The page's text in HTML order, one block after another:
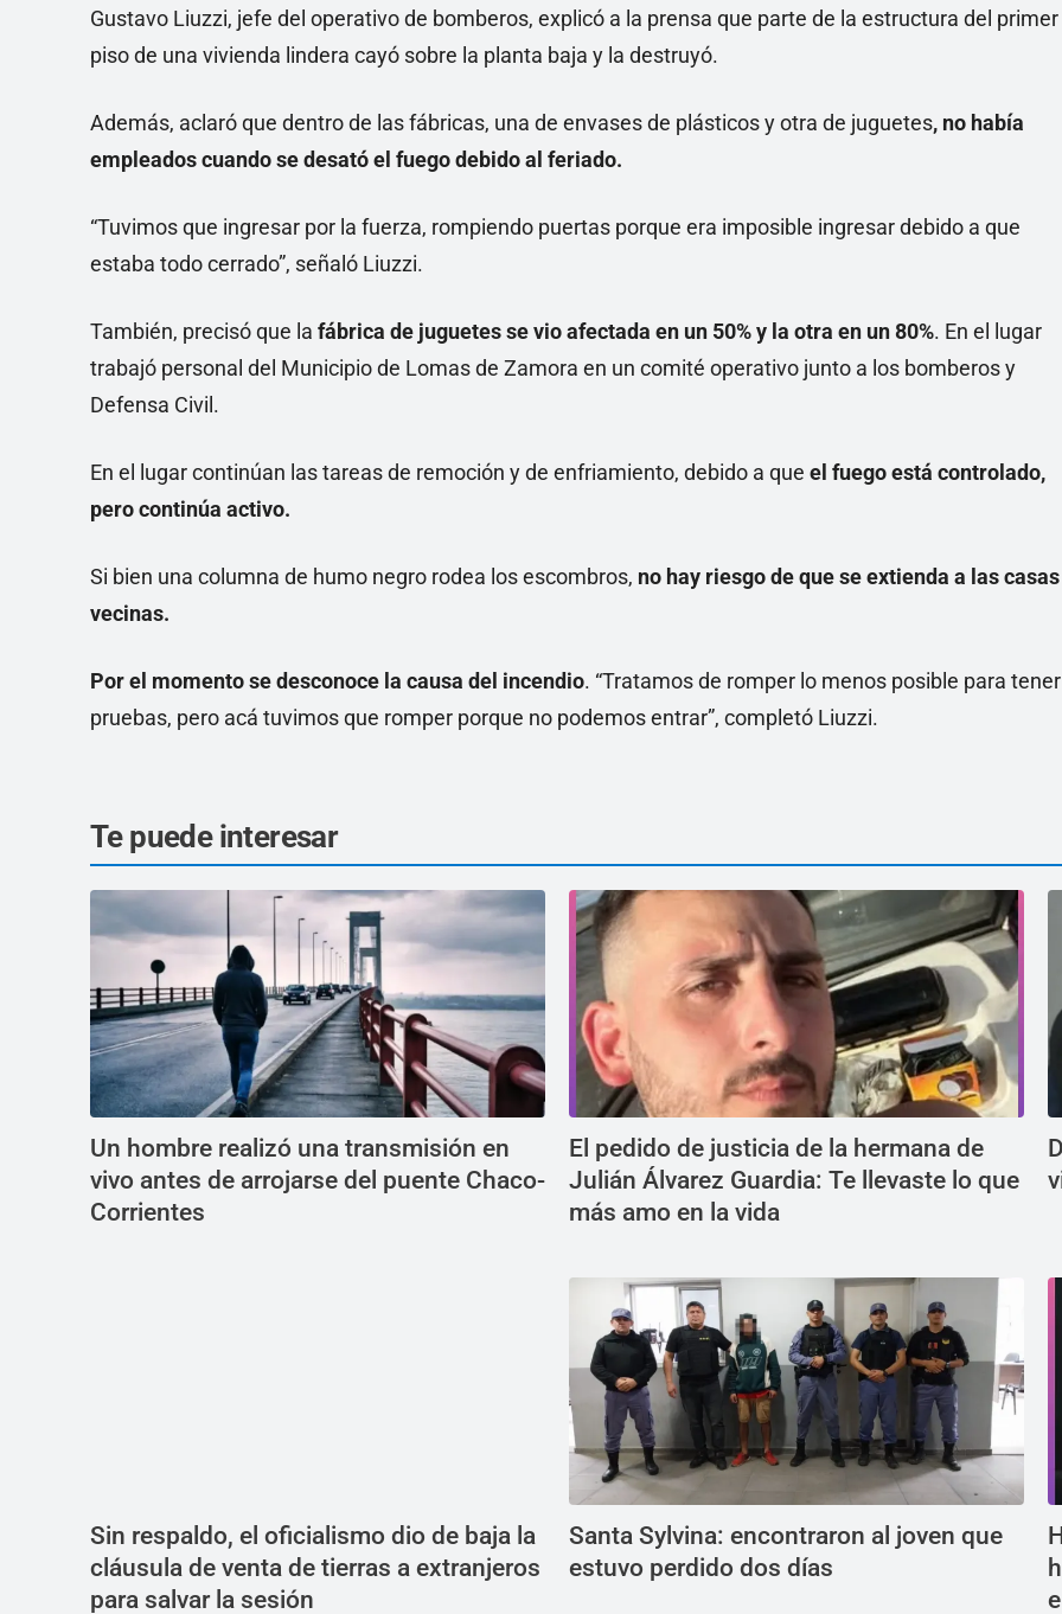
Gustavo Liuzzi, jefe del operativo de bomberos, explicó a la prensa que parte de la estructura del primer
piso de una vivienda lindera cayó sobre la planta baja y la destruyó.
Además, aclaró que dentro de las fábricas, una de envases de plásticos y otra de juguetes, no había
empleados cuando se desató el fuego debido al feriado.
“Tuvimos que ingresar por la fuerza, rompiendo puertas porque era imposible ingresar debido a que
estaba todo cerrado”, señaló Liuzzi.
También, precisó que la fábrica de juguetes se vio afectada en un 50% y la otra en un 80%. En el lugar
trabajó personal del Municipio de Lomas de Zamora en un comité operativo junto a los bomberos y
Defensa Civil.
En el lugar continúan las tareas de remoción y de enfriamiento, debido a que el fuego está controlado,
pero continúa activo.
Si bien una columna de humo negro rodea los escombros, no hay riesgo de que se extienda a las casas
vecinas.
Por el momento se desconoce la causa del incendio. “Tratamos de romper lo menos posible para tener
pruebas, pero acá tuvimos que romper porque no podemos entrar”, completó Liuzzi.
Te puede interesar
Un hombre realizó una transmisión en
vivo antes de arrojarse del puente Chaco-
Corrientes
El pedido de justicia de la hermana de
Julián Álvarez Guardia: Te llevaste lo que
más amo en la vida
Sin respaldo, el oficialismo dio de baja la
cláusula de venta de tierras a extranjeros
para salvar la sesión
Santa Sylvina: encontraron al joven que
estuvo perdido dos días